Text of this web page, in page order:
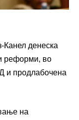
Канел денеска
реформи, во
и продлабочена
на